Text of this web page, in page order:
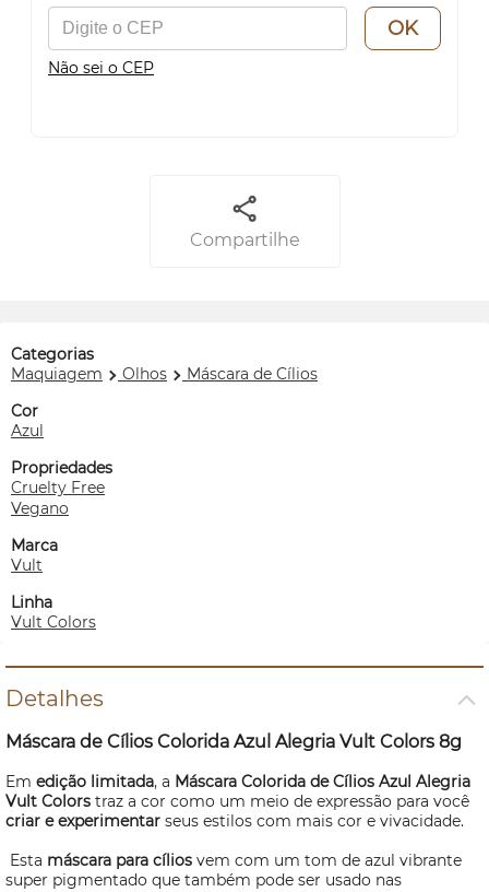
OK
Não sei o CEP
Compartilhe
Categorias
Maquiagem
Olhos
Máscara de Cílios
Cor
Azul
Propriedades
Cruelty Free
Vegano
Marca
Vult
Linha
Vult Colors
Detalhes
Máscara de Cílios Colorida Azul Alegria Vult Colors 8g
Em edição limitada, a Máscara Colorida de Cílios Azul Alegria
Vult Colors traz a cor como um meio de expressão para você
criar e experimentar seus estilos com mais cor e vivacidade.
Esta máscara para cílios vem com um tom de azul vibrante
super pigmentado que também pode ser usado nas